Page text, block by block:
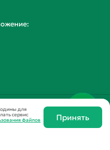
здорового питания
д.4
Yamdiet
для
сервис
файлов
Принять